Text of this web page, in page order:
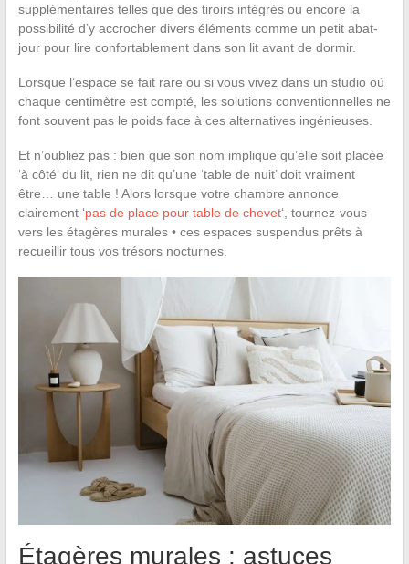
supplémentaires telles que des tiroirs intégrés ou encore la
possibilité d’y accrocher divers éléments comme un petit abat-
jour pour lire confortablement dans son lit avant de dormir.
Lorsque l’espace se fait rare ou si vous vivez dans un studio où
chaque centimètre est compté, les solutions conventionnelles ne
font souvent pas le poids face à ces alternatives ingénieuses.
Et n’oubliez pas : bien que son nom implique qu’elle soit placée
‘à côté’ du lit, rien ne dit qu’une ‘table de nuit’ doit vraiment
être… une table ! Alors lorsque votre chambre annonce
clairement ‘pas de place pour table de chevet‘, tournez-vous
vers les étagères murales • ces espaces suspendus prêts à
recueillir tous vos trésors nocturnes.
Étagères murales : astuces